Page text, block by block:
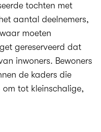
tochten met
aantal deelnemers,
moeten
gereserveerd dat
inwoners. Bewoners
de kaders die
tot kleinschalige,